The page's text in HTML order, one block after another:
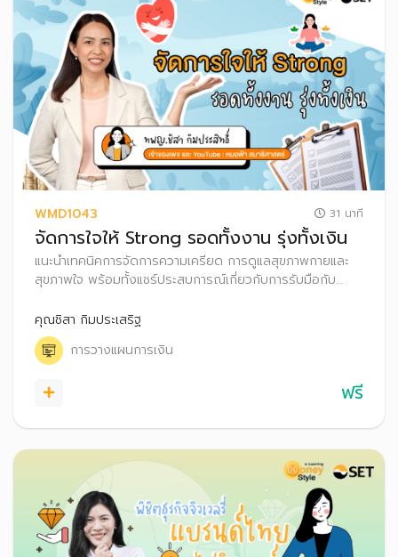
WMD1043 31 นาที
จัดการใจให้ Strong รอดทั้งงาน รุ่งทั้งเงิน
แนะนำเทคนิคการจัดการความเครียด การดูแลสุขภาพกายและ
สุขภาพใจ พร้อมทั้งแชร์ประสบการณ์เกี่ยวกับการรับมือกับ
คุณชิสา กิมประเสริฐ
การวางแผนการเงิน
ฟรี